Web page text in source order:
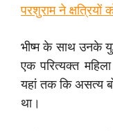
परशुराम ने क्षत्रियों
भीष्म के साथ उनके
एक परित्यक्त
यहां तक कि असत्य
था।